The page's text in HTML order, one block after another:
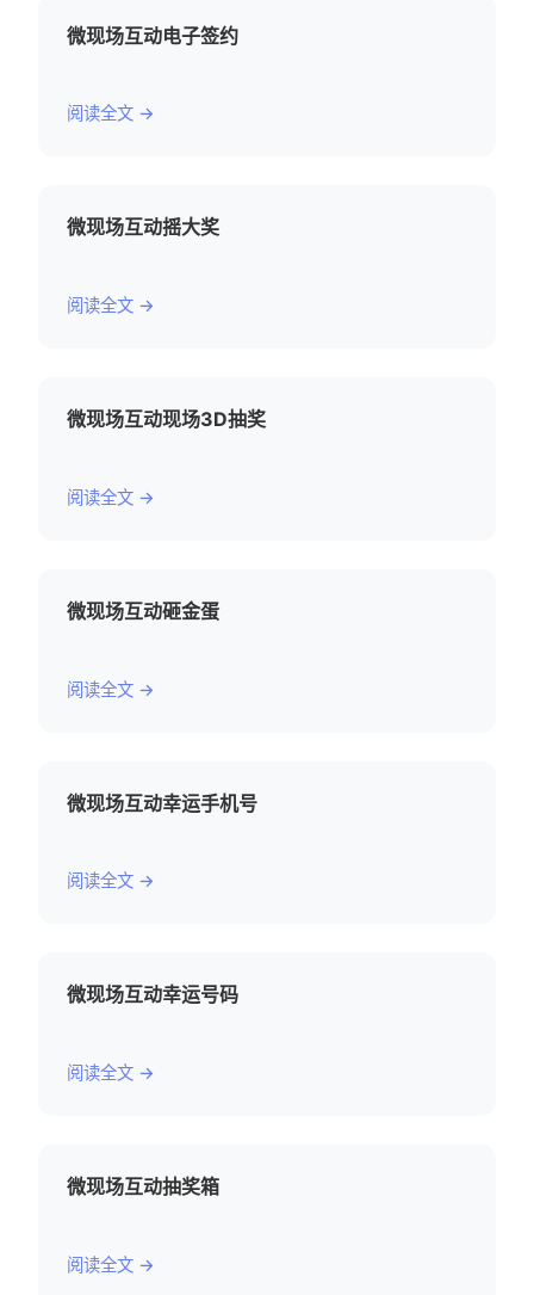
微现场互动电子签约
阅读全文 →
微现场互动摇大奖
阅读全文 →
微现场互动现场3D抽奖
阅读全文 →
微现场互动砸金蛋
阅读全文 →
微现场互动幸运手机号
阅读全文 →
微现场互动幸运号码
阅读全文 →
微现场互动抽奖箱
阅读全文 →